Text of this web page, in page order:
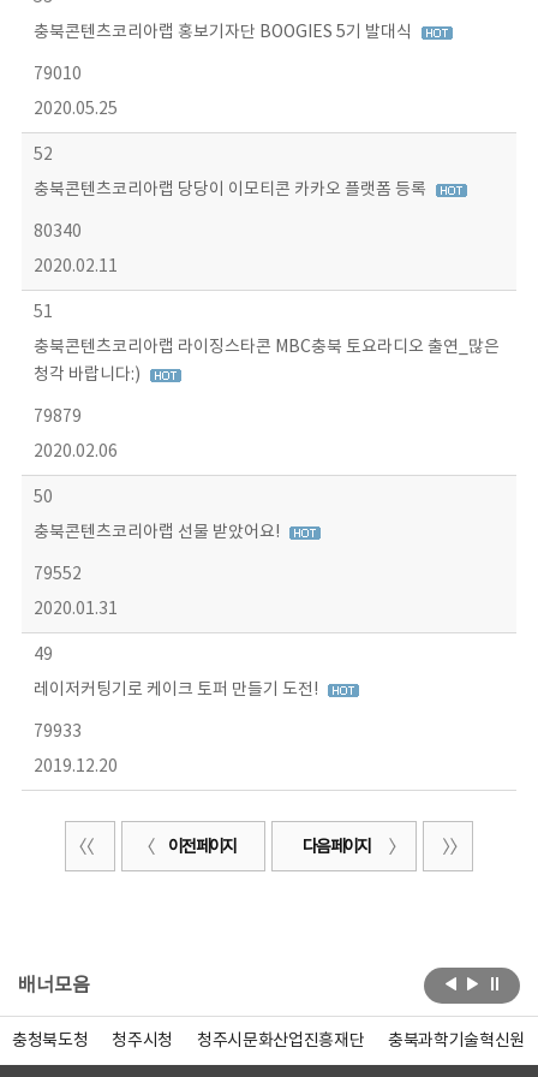
충북콘텐츠코리아랩 홍보기자단 BOOGIES 5기 발대식
79010
2020.05.25
52
충북콘텐츠코리아랩 당당이 이모티콘 카카오 플랫폼 등록
80340
2020.02.11
51
충북콘텐츠코리아랩 라이징스타콘 MBC충북 토요라디오 출연_많은
청각 바랍니다:)
79879
2020.02.06
50
충북콘텐츠코리아랩 선물 받았어요!
79552
2020.01.31
49
레이저커팅기로 케이크 토퍼 만들기 도전!
79933
2019.12.20
이전 페이지 다음 페이지
배너모음
충청북도청 청주시청 청주시문화산업진흥재단 충북과학기술혁신원